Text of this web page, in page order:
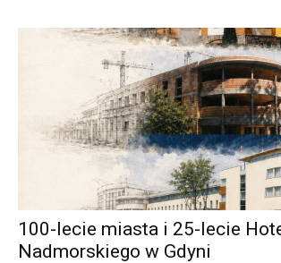
100-lecie miasta i 25-lecie
Nadmorskiego w Gdyni